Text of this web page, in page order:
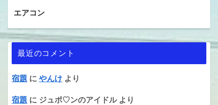
エアコン
最近のコメント
宿題 に やんけ より
宿題 に ジュポ♡ンのアイドルより